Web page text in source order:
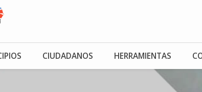
CIUDADANOS HERRAMIENTAS